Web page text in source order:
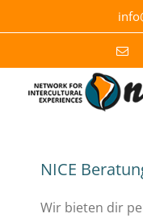
to
NICE
Wir bieten dir